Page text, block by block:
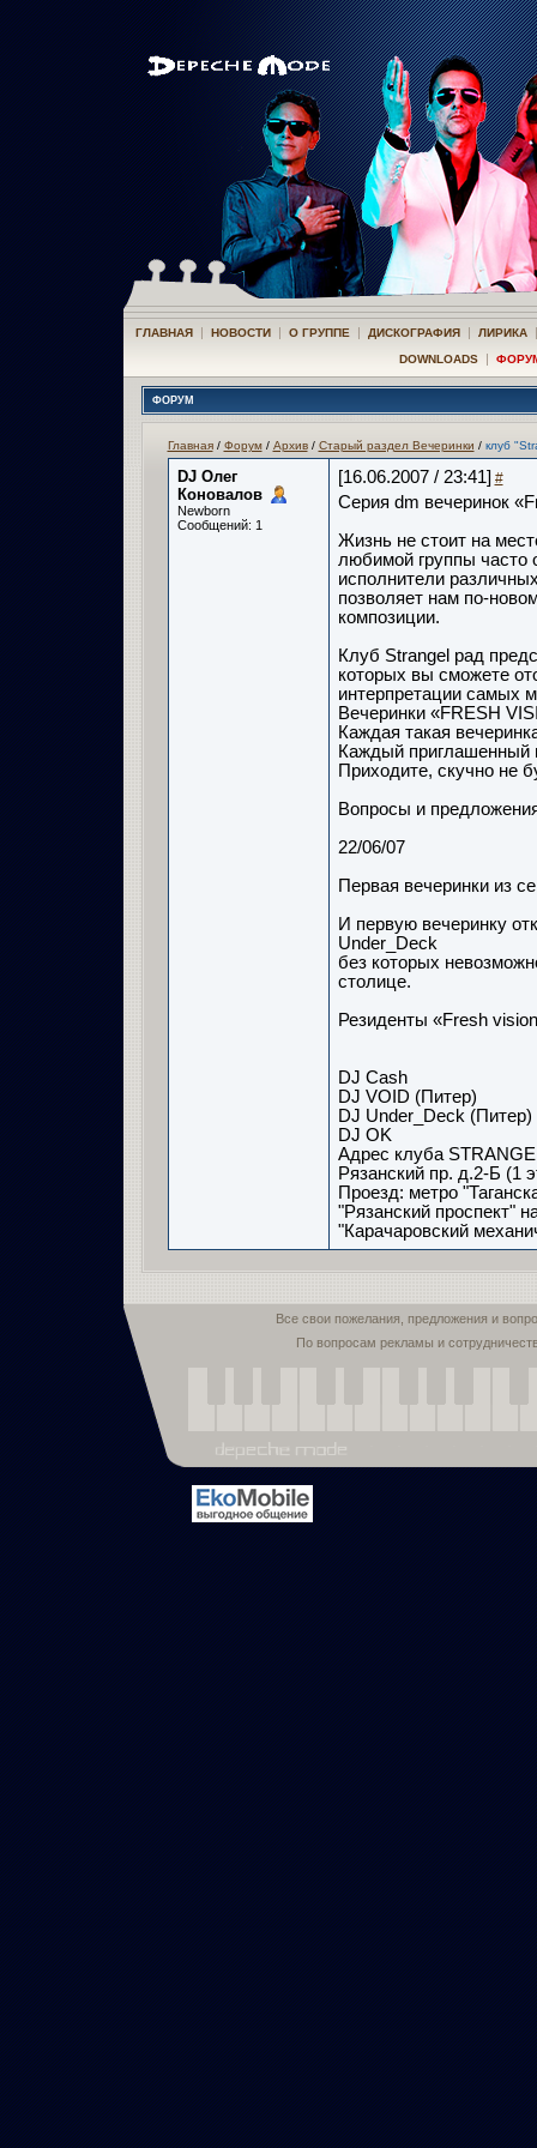
ГЛАВНАЯ | НОВОСТИ | О ГРУППЕ | ДИСКОГРАФИЯ | ЛИРИКА
DOWNLOADS |
ФОРУМ
Главная/ Форум/ Архив/ Старый раздел Вечеринки / клуб
DJ Олег
Коновалов­
Newborn
Сообщений: 1
[16.06.2007 / 23:41] #
Серия dm вечеринок
Жизнь не стоит на
любимой группы часто
исполнители
позволяет нам по-
композиции.
Клуб Strangel рад
которых вы сможете
интерпретации самых
Вечеринки «FRESH
Каждая такая
Каждый приглашенный
Приходите, скучно не
Вопросы и
22/06/07
Первая вечеринки из
И первую вечеринку
Under_Deck
без которых
столице.
Резиденты «Fresh
DJ Cash
DJ VOID (Питер)
DJ Under_Deck (Питер)
DJ OK
Адрес клуба
Рязанский пр. д.2-Б (1
Проезд: метро
"Рязанский проспект"
"Карачаровский
Все свои пожелания, предложения и
По вопросам рекламы и